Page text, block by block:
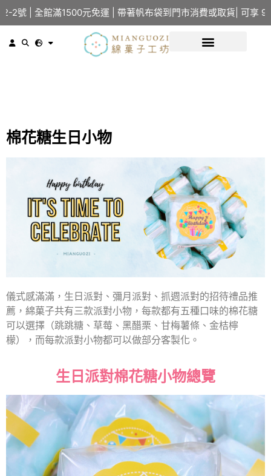
| 全館滿1500元免運 | 帶著帆布袋到門市消費或取貨| 可享 95 折
棉花糖生日小物
儀式感滿滿，生日派對、彌月派對、抓週派對的招待禮品推
薦，綿菓子共有三款派對小物，每款都有五種口味的棉花糖
可以選擇（跳跳糖、草莓、黑醋栗、甘梅薯條、金桔檸
檬），而每款派對小物都可以做部分客製化。
生日派對棉花糖小物總覽